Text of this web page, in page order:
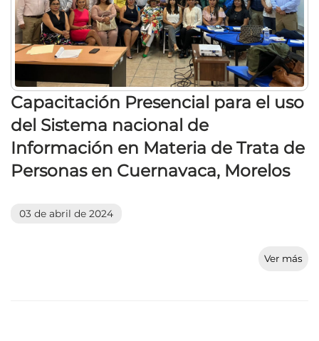
Capacitación Presencial para el uso
del Sistema nacional de
Información en Materia de Trata de
Personas en Cuernavaca, Morelos
03 de abril de 2024
Ver más